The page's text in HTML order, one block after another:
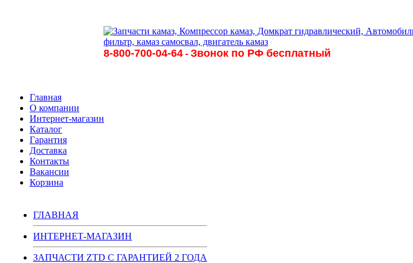
8-800-700-04-64 - Звонок по РФ бесплатный
Главная
О компании
Интернет-магазин
Каталог
Гарантия
Доставка
Контакты
Вакансии
Корзина
ГЛАВНАЯ
ИНТЕРНЕТ-МАГАЗИН
ЗАПЧАСТИ ZTD С ГАРАНТИЕЙ 2 ГОДА